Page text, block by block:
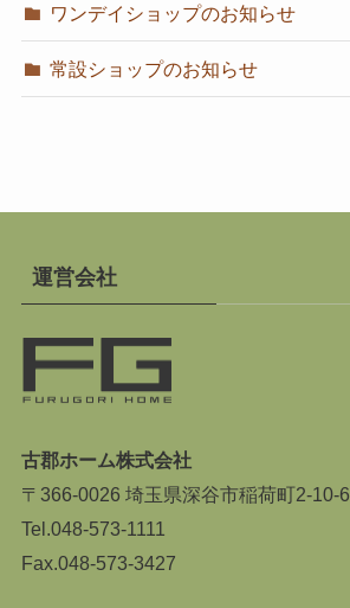
ワンデイショップのお知らせ
常設ショップのお知らせ
運営会社
古郡ホーム株式会社
〒366-0026 埼玉県深谷市稲荷町2-10-6
Tel.048-573-1111
Fax.048-573-3427